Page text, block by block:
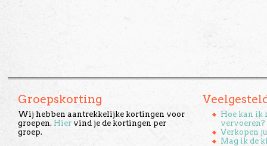
Groepskorting
Wij hebben aantrekkelijke kortingen voor
groepen. Hier vind je de kortingen per
groep.
Hoe kan ik
vervoeren?
Verkopen
Mag ik de